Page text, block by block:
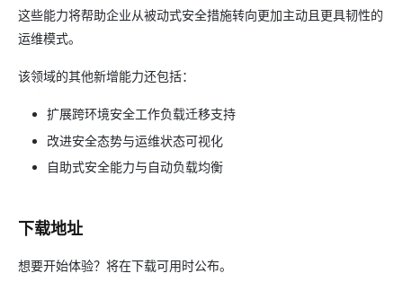
这些能力将帮助企业从被动式安全措施转向更加主动且更具韧性的
运维模式。
该领域的其他新增能力还包括：
扩展跨环境安全工作负载迁移支持
改进安全态势与运维状态可视化
自助式安全能力与自动负载均衡
下载地址
想要开始体验？将在下载可用时公布。